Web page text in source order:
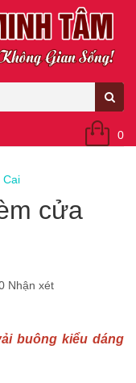
0
Cai
cửa
Nhận xét
buông kiểu dáng